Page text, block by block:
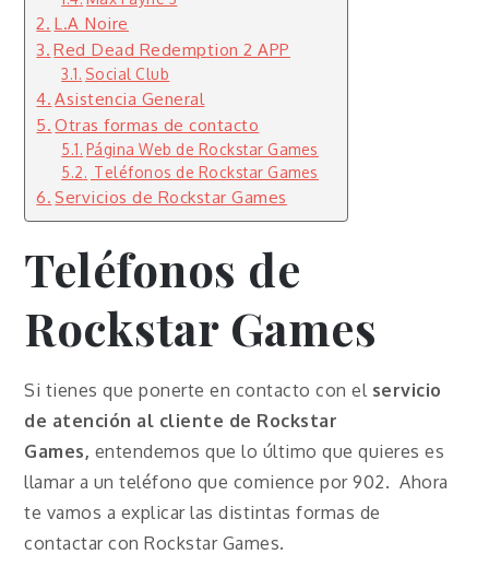
L.A Noire
Red Dead Redemption 2 APP
Social Club
Asistencia General
Otras formas de contacto
Página Web de Rockstar Games
Teléfonos de Rockstar Games
Servicios de Rockstar Games
Teléfonos de
Rockstar Games
Si tienes que ponerte en contacto con el servicio
de atención al cliente de Rockstar
Games, entendemos que lo último que quieres es
llamar a un teléfono que comience por 902. Ahora
te vamos a explicar las distintas formas de
contactar con Rockstar Games.